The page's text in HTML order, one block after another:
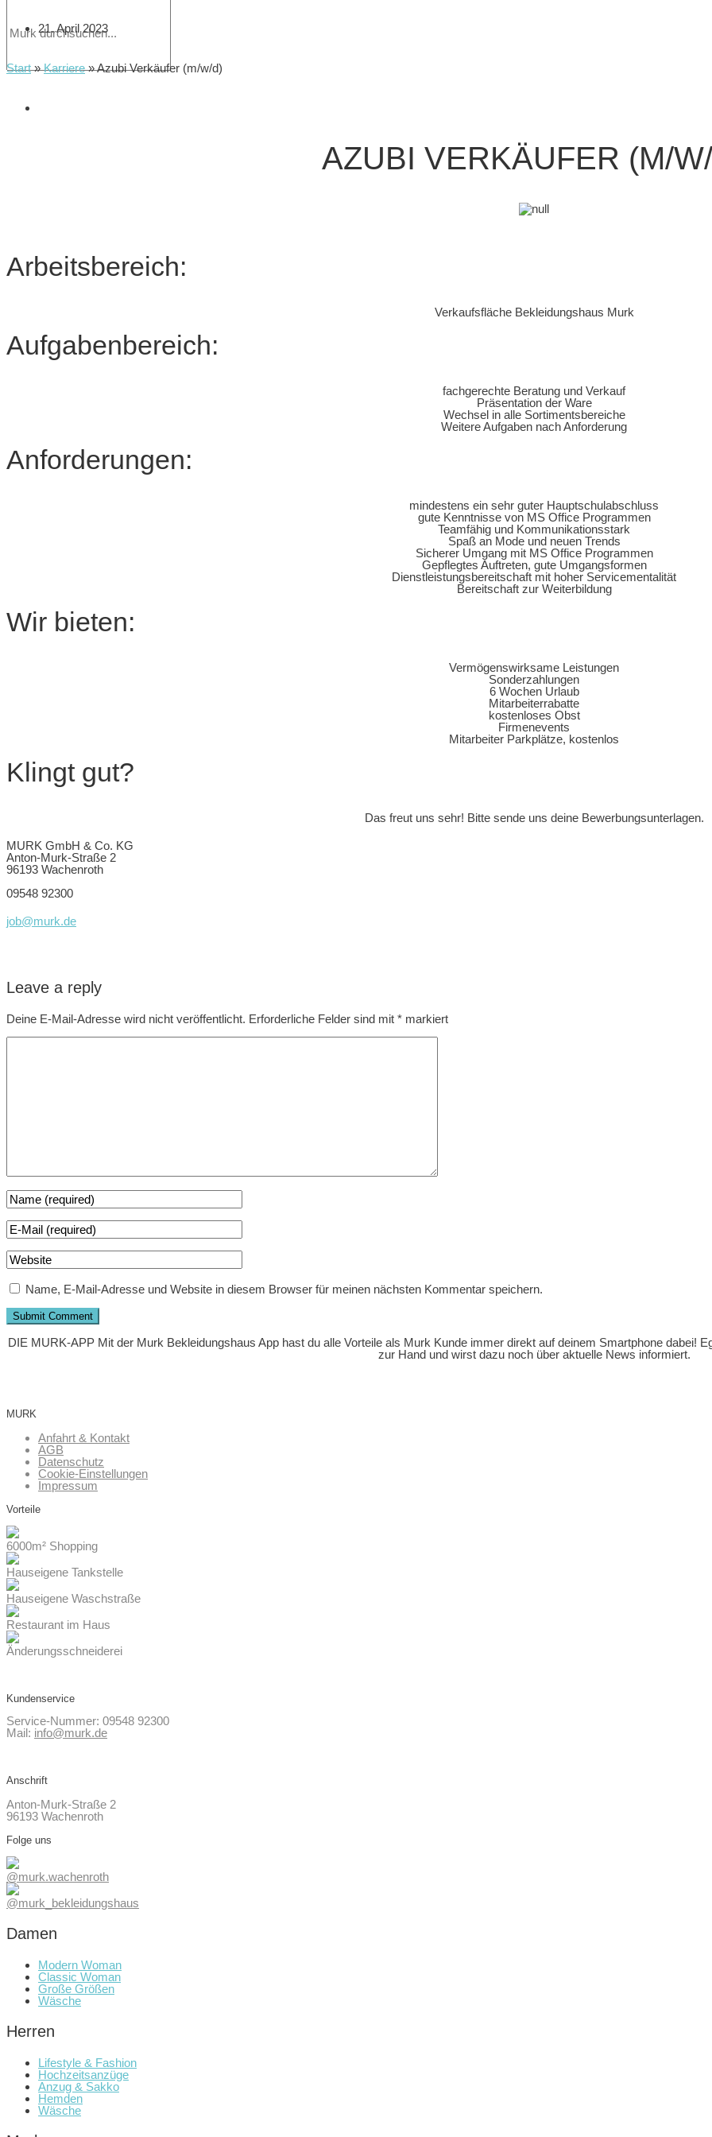
21. April 2023
Start»Karriere»Azubi Verkäufer (m/w/d)
AZUBI VERKÄUFER (M/
Arbeitsbereich:
Verkaufsfläche Bekleidungshaus Murk
Aufgabenbereich:
fachgerechte Beratung und Verkauf
Präsentation der Ware
Wechsel in alle Sortimentsbereiche
Weitere Aufgaben nach Anforderung
Anforderungen:
mindestens ein sehr guter Hauptschulabschluss
gute Kenntnisse von MS Office Programmen
Teamfähig und Kommunikationsstark
Spaß an Mode und neuen Trends
Sicherer Umgang mit MS Office Programmen
Gepflegtes Auftreten, gute Umgangsformen
Dienstleistungsbereitschaft mit hoher Servicementalität
Bereitschaft zur Weiterbildung
Wir bieten:
Vermögenswirksame Leistungen
Sonderzahlungen
6 Wochen Urlaub
Mitarbeiterrabatte
kostenloses Obst
Firmenevents
Mitarbeiter Parkplätze, kostenlos
Klingt gut?
Das freut uns sehr! Bitte sende uns deine Bewerbungsunterlagen.
MURK GmbH & Co. KG
Anton-Murk-Straße 2
96193 Wachenroth
09548 92300
job@murk.de
Leave a reply
Deine E-Mail-Adresse wird nicht veröffentlicht. Erforderliche Felder sind mit * markiert
Name, E-Mail-Adresse und Website in diesem Browser für meinen nächsten Kommentar speichern.
DIE MURK-APP Mit der Murk Bekleidungshaus App hast du alle Vorteile als Murk Kunde immer direkt auf deinem Smartphone dabei!
zur Hand und wirst dazu noch über aktuelle News informiert.
MURK
Anfahrt & Kontakt
AGB
Datenschutz
Cookie-Einstellungen
Impressum
Vorteile
6000m² Shopping
Hauseigene Tankstelle
Hauseigene Waschstraße
Restaurant im Haus
Änderungsschneiderei
Kundenservice
Service-Nummer: 09548 92300
Mail: info@murk.de
Anschrift
Anton-Murk-Straße 2
96193 Wachenroth
Folge uns
@murk.wachenroth
@murk_bekleidungshaus
Damen
Modern Woman
Classic Woman
Große Größen
Wäsche
Herren
Lifestyle & Fashion
Hochzeitsanzüge
Anzug & Sakko
Hemden
Wäsche